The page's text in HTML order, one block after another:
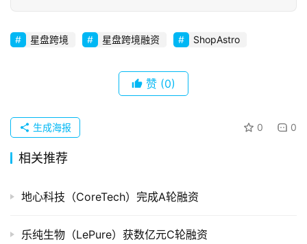
创
牌
布
并
重
星盘跨境 星盘跨境融资 ShopAstro
赞 (0)
0 0
生成海报
相关推荐
地心科技（CoreTech）完成A轮融资
乐纯生物（LePure）获数亿元C轮融资